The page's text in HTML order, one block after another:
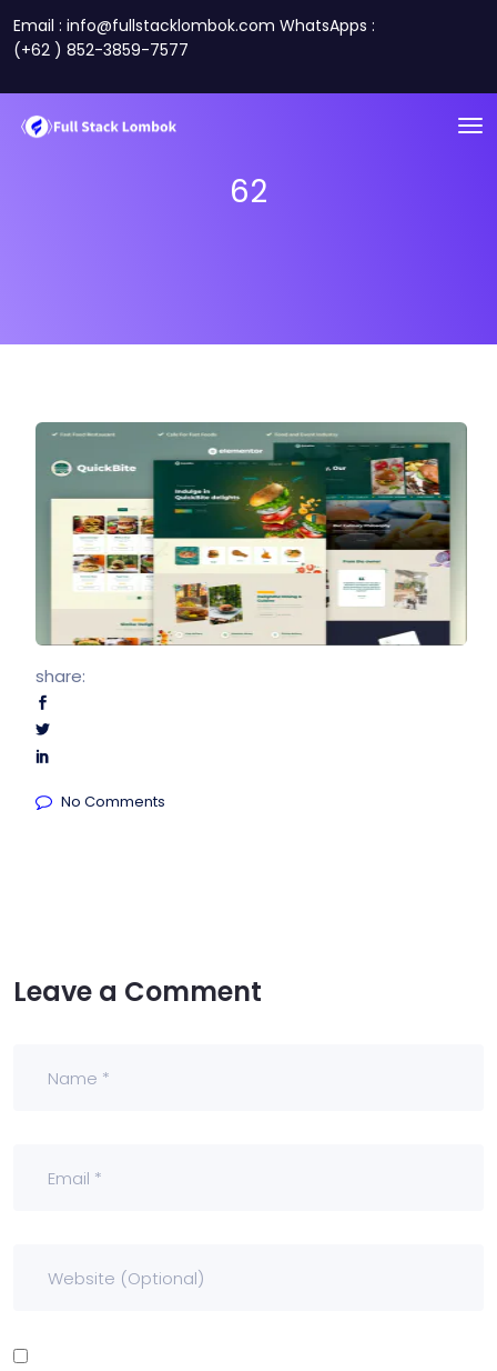
Email : info@fullstacklombok.com WhatsApps :
(+62 ) 852-3859-7577
62
share:
No Comments
Leave a Comment